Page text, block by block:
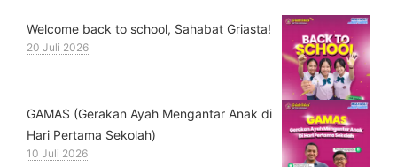
Welcome back to school, Sahabat Griasta!
20 Juli 2026
GAMAS (Gerakan Ayah Mengantar Anak di
Hari Pertama Sekolah)
10 Juli 2026